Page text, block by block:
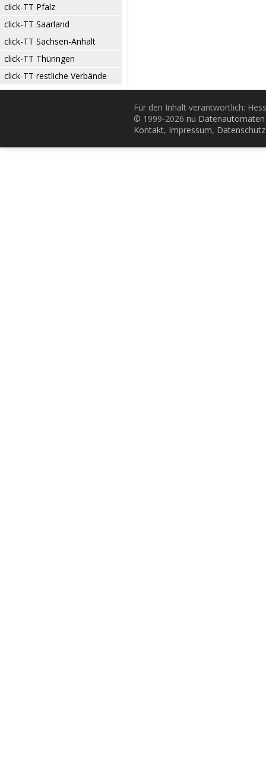
click-TT Pfalz
click-TT Saarland
click-TT Sachsen-Anhalt
click-TT Thüringen
click-TT restliche Verbände
Für den Inhalt verantwortlich:
© 1999-2026 nu
Kontakt, Impressum, Datenschutz